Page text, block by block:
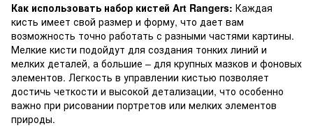
Как использовать набор кистей Art Rangers: Каждая
кисть имеет свой размер и форму, что дает вам
возможность точно работать с разными частями картины.
Мелкие кисти подойдут для создания тонких линий и
мелких деталей, а большие – для крупных мазков и фоновых
элементов. Легкость в управлении кистью позволяет
достичь четкости и высокой детализации, что особенно
важно при рисовании портретов или мелких элементов
природы.